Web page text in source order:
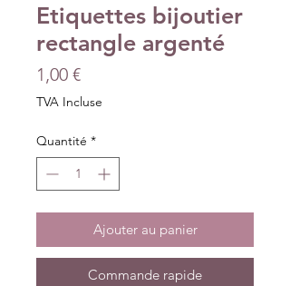
Etiquettes bijoutier
rectangle argenté
1,00 €Prix
TVA Incluse
Quantité *
Ajouter au panier
Commande rapide